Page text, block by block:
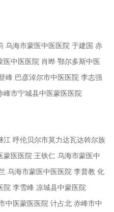
乌海市蒙医中医医院 于建国 赤
医中医医院 肖晔 鄂尔多斯中医
峰 巴彦淖尔市中医医院 李志强
峰市宁城县中医蒙医医院
江 呼伦贝尔市莫力达瓦达斡尔族
蒙医医院 王铁仁 乌海市蒙医中
乌海市蒙医中医医院 李普教 化
院 李雪峰 凉城县中蒙医院
中医蒙医医院 计占北 赤峰市中